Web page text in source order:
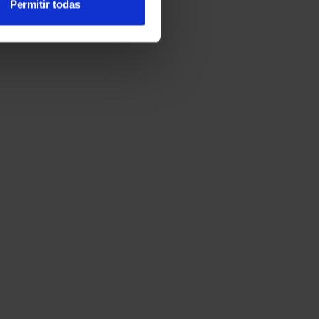
Permitir todas